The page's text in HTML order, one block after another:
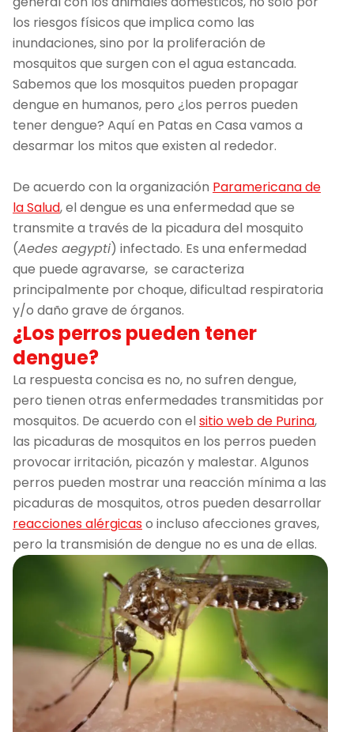
los riesgos físicos que implica como las
inundaciones, sino por la proliferación de
mosquitos que surgen con el agua estancada.
Sabemos que los mosquitos pueden propagar
dengue en humanos, pero ¿los perros pueden
tener dengue? Aquí en Patas en Casa vamos a
desarmar los mitos que existen al rededor.
De acuerdo con la organización Paramericana de
la Salud, el dengue es una enfermedad que se
transmite a través de la picadura del mosquito
(Aedes aegypti) infectado. Es una enfermedad
que puede agravarse, se caracteriza
principalmente por choque, dificultad respiratoria
y/o daño grave de órganos.
¿Los perros pueden tener
dengue?
La respuesta concisa es no, no sufren dengue,
pero tienen otras enfermedades transmitidas por
mosquitos. De acuerdo con elsitio web de Purina,
las picaduras de mosquitos en los perros pueden
provocar irritación, picazón y malestar. Algunos
perros pueden mostrar una reacción mínima a las
picaduras de mosquitos, otros pueden desarrollar
reacciones alérgicaso incluso afecciones graves,
pero la transmisión de dengue no es una de ellas.